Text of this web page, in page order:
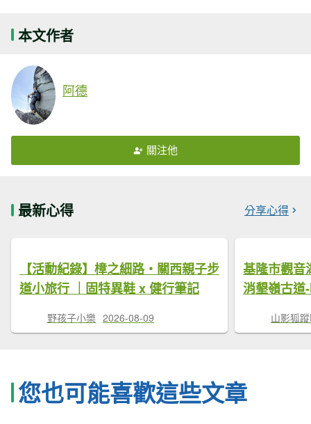
本文作者
阿德
關注他
最新心得 分享心得
【活動紀錄】樟之細路・關西親子步
道小旅行 ｜固特異鞋 x 健行筆記
野孩子小樂 2026-08-09
基隆市觀音
消墾嶺古道
山影狐
您也可能喜歡這些文章